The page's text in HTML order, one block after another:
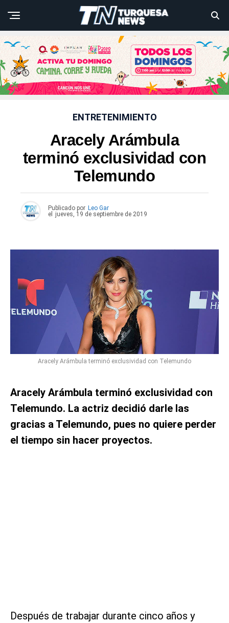
ENTRETENIMIENTO
Aracely Arámbula
terminó exclusividad con
Telemundo
Publicado por Leo Gar
el
jueves, 19 de septiembre de 2019
Aracely Arámbula terminó exclusividad con Telemundo
Aracely Arámbula terminó exclusividad con
Telemundo. La actriz decidió darle las
gracias a Telemundo, pues no quiere perder
el tiempo sin hacer proyectos.
Después de trabajar durante cinco años y